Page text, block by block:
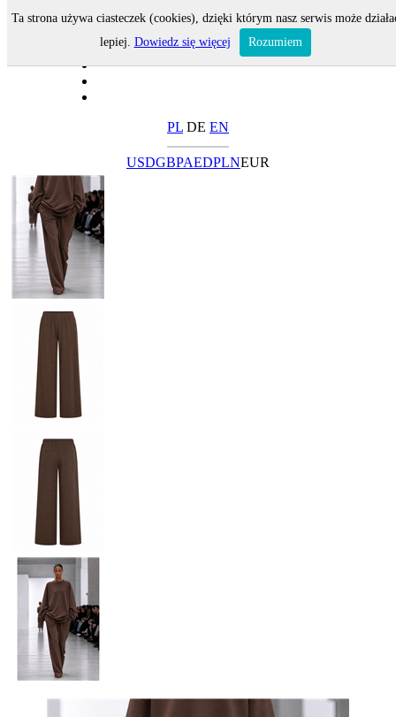
PL DE EN
USDGBPAEDPLNEUR
Ta strona używa ciasteczek (cookies), dzięki którym nasz serwis może
lepiej. Dowiedz się więcej Rozumiem